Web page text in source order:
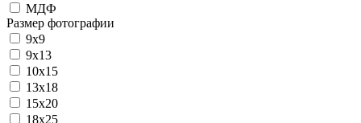
МДФ
Размер фотографии
9х9
9х13
10х15
13х18
15х20
18х25